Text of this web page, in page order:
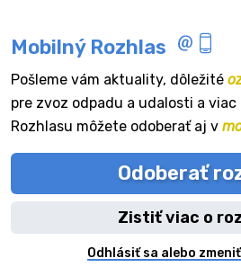
Mobilný Rozhlas
Pošleme vám aktuality, dôležité
pre zvoz odpadu a udalosti a viac
Rozhlasu môžete odoberať aj v
Odoberať
Zistiť viac o
Odhlásiť sa alebo